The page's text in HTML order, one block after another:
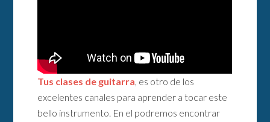
Tus clases de guitarra , es otro de los
excelentes canales para aprender a tocar este
bello instrumento. En el podremos encontrar